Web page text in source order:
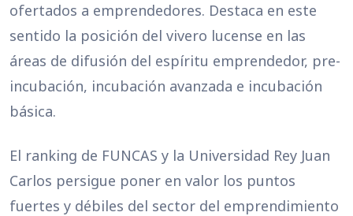
ofertados a emprendedores. Destaca en este
sentido la posición del vivero lucense en las
áreas de difusión del espíritu emprendedor, pre-
incubación, incubación avanzada e incubación
básica.
El ranking de FUNCAS y la Universidad Rey Juan
Carlos persigue poner en valor los puntos
fuertes y débiles del sector del emprendimiento